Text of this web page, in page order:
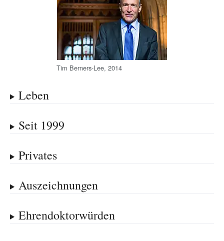
Tim Berners-Lee, 2014
Leben
Seit 1999
Privates
Auszeichnungen
Ehrendoktorwürden